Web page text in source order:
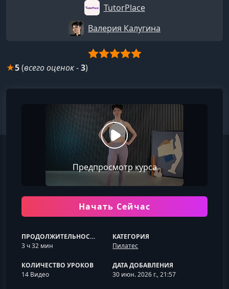
TutorPlace
Валерия Калугина
★5(всего оценок-3)
Предпросмотр курса
Начать Сейчас
ПРОДОЛЖИТЕЛЬНОСТЬ
3 ч 32 мин
КАТЕГОРИЯ
Пилатес
КОЛИЧЕСТВО УРОКОВ
14 Видео
ДАТА ДОБАВЛЕНИЯ
30 июн. 2026 г., 21:57